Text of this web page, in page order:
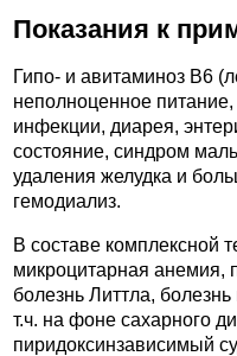
Показания к
Гипо- и авитаминоз B6
неполноценное
инфекции, диарея,
состояние, синдром
удаления желудка и
гемодиализ.
В составе комплексной
микроцитарная анемия,
болезнь Литтла,
т.ч. на фоне сахарного
пиридоксинзависимый